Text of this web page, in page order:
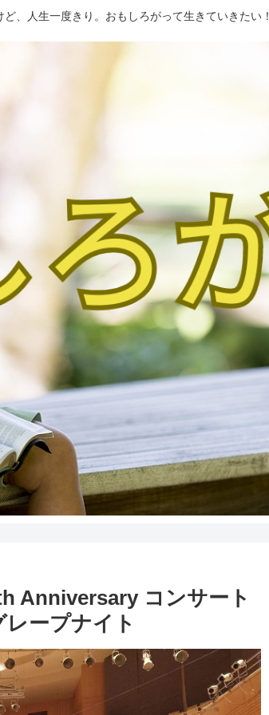
ど、人生一度きり。おもしろがって生きていきたい！
Anniversary コンサート
ープナイト